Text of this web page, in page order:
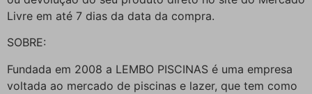
Livre em até 7 dias da data da compra.
SOBRE:
Fundada em 2008 a LEMBO PISCINAS é uma empresa
voltada ao mercado de piscinas e lazer, que tem como